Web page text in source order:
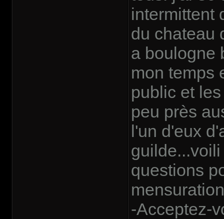
intermittent
du chateau
a boulogne
mon temps
public et
peu près
l'un d'eux
questions
-Acceptez-